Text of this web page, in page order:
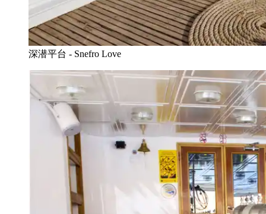
深潜平台 - Snefro Love